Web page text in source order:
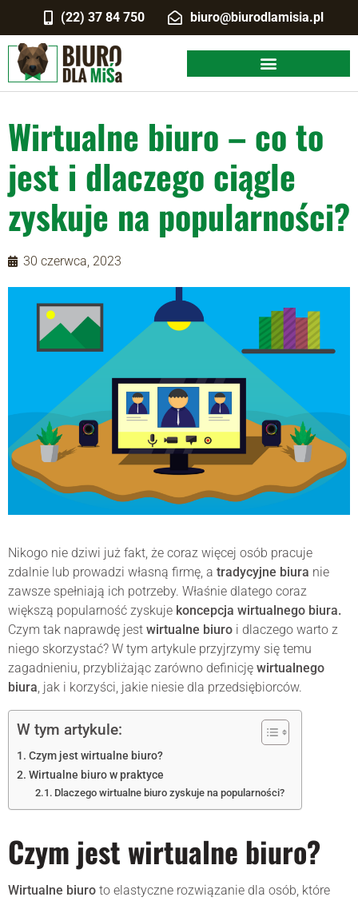
(22) 37 84 750 biuro@biurodlamisia.pl
Wirtualne biuro – co to
jest i dlaczego ciągle
zyskuje na popularności?
30 czerwca, 2023
Nikogo nie dziwi już fakt, że coraz więcej osób pracuje
zdalnie lub prowadzi własną firmę, a tradycyjne biura nie
zawsze spełniają ich potrzeby. Właśnie dlatego coraz
większą popularność zyskuje koncepcja wirtualnego biura.
Czym tak naprawdę jest wirtualne biuro i dlaczego warto z
niego skorzystać? W tym artykule przyjrzymy się temu
zagadnieniu, przybliżając zarówno definicję wirtualnego
biura, jak i korzyści, jakie niesie dla przedsiębiorców.
W tym artykule:
Czym jest wirtualne biuro?
Wirtualne biuro w praktyce
Dlaczego wirtualne biuro zyskuje na popularności?
Czym jest wirtualne biuro?
Wirtualne biuro to elastyczne rozwiązanie dla osób, które